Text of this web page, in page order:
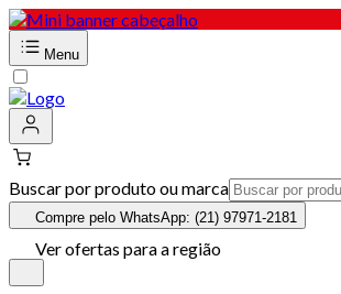
Menu
Buscar por produto ou marca
Compre pelo WhatsApp: (21) 97971-2181
Ver ofertas para a região